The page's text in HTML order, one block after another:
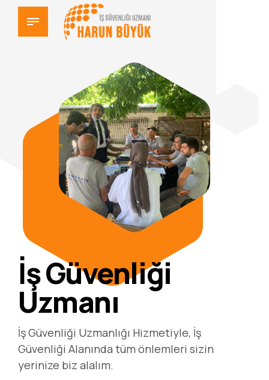
İş Güvenliği
Uzmanı
İş Güvenliği Uzmanlığı Hizmetiyle, İş
Güvenliği Alanında tüm önlemleri sizin
yerinize biz alalım.
Risk
Değerlendirme